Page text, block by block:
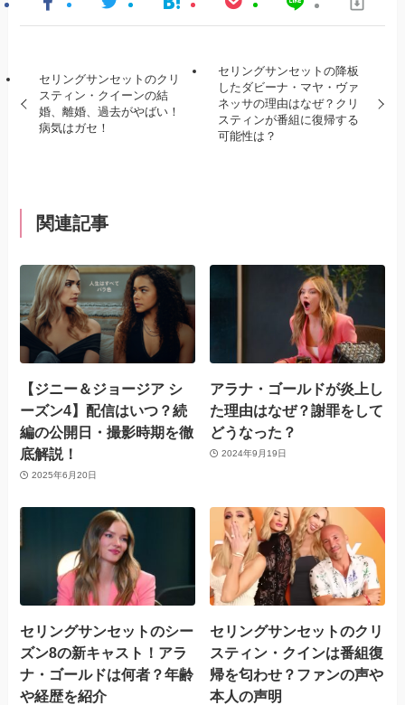
セリングサンセットのクリ
スティン・クイーンの結
婚、離婚、過去がやばい！
病気はガセ！
セリングサンセットの降板
したダビーナ・マヤ・ヴァ
ネッサの理由はなぜ？クリ
スティンが番組に復帰する
可能性は？
関連記事
【ジニー＆ジョージア シ
ーズン4】配信はいつ？続
編の公開日・撮影時期を徹
底解説！
2025年6月20日
アラナ・ゴールドが炎上し
た理由はなぜ？謝罪をして
どうなった？
2024年9月19日
セリングサンセットのシー
ズン8の新キャスト！アラ
ナ・ゴールドは何者？年齢
や経歴を紹介
セリングサンセットのクリ
スティン・クインは番組復
帰を匂わせ？ファンの声や
本人の声明